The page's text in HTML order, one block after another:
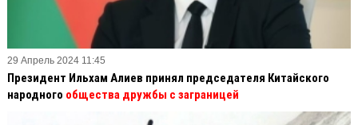
29 Апрель 2024 11:45
Президент Ильхам Алиев принял председателя Китайского
народного общества дружбы с заграницей